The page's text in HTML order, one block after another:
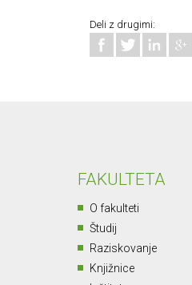
Deli z drugimi:
FAKULTETA
O fakulteti
Študij
Raziskovanje
Knjižnice